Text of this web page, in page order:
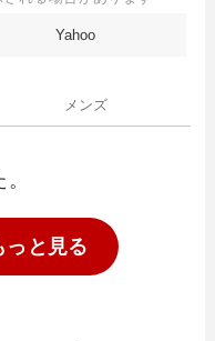
Yahoo
メンズ
っと見る